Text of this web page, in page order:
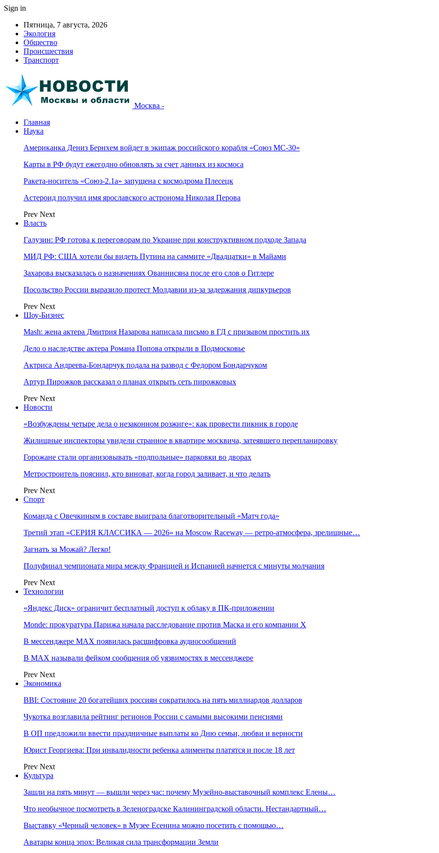
Sign in
Пятница, 7 августа, 2026
Экология
Общество
Происшествия
Транспорт
Москва -
Главная
Наука
Американка Дениз Бернхем войдет в экипаж российского корабля «Союз МС-30»
Карты в РФ будут ежегодно обновлять за счет данных из космоса
Ракета-носитель «Союз-2.1а» запущена с космодрома Плесецк
Астероид получил имя ярославского астронома Николая Перова
Prev Next
Власть
Галузин: РФ готова к переговорам по Украине при конструктивном подходе Запада
МИД РФ: США хотели бы видеть Путина на саммите «Двадцатки» в Майами
Захарова высказалась о назначениях Ованнисяна после его слов о Гитлере
Посольство России выразило протест Молдавии из-за задержания дипкурьеров
Prev Next
Шоу-Бизнес
Mash: жена актера Дмитрия Назарова написала письмо в ГД с призывом простить их
Дело о наследстве актера Романа Попова открыли в Подмосковье
Актриса Андреева-Бондарчук подала на развод с Федором Бондарчуком
Артур Пирожков рассказал о планах открыть сеть пирожковых
Prev Next
Новости
«Возбуждены четыре дела о незаконном розжиге»: как провести пикник в городе
Жилищные инспекторы увидели странное в квартире москвича, затеявшего перепланировку
Горожане стали организовывать «подпольные» парковки во дворах
Метростроитель пояснил, кто виноват, когда город заливает, и что делать
Prev Next
Спорт
Команда с Овечкиным в составе выиграла благотворительный «Матч года»
Третий этап «СЕРИЯ КЛАССИКА — 2026» на Moscow Raceway — ретро‑атмосфера, зрелищные…
Загнать за Можай? Легко!
Полуфинал чемпионата мира между Францией и Испанией начнется с минуты молчания
Prev Next
Технологии
«Яндекс Диск» ограничит бесплатный доступ к облаку в ПК-приложении
Monde: прокуратура Парижа начала расследование против Маска и его компании X
В мессенджере MAX появилась расшифровка аудиосообщений
В МAX называли фейком сообщения об уязвимостях в мессенджере
Prev Next
Экономика
BBI: Состояние 20 богатейших россиян сократилось на пять миллиардов долларов
Чукотка возглавила рейтинг регионов России с самыми высокими пенсиями
В ОП предложили ввести праздничные выплаты ко Дню семьи, любви и верности
Юрист Георгиева: При инвалидности ребенка алименты платятся и после 18 лет
Prev Next
Культура
Зашли на пять минут — вышли через час: почему Музейно-выставочный комплекс Елены…
Что необычное посмотреть в Зеленоградске Калининградской области. Нестандартный…
Выставку «Черный человек» в Музее Есенина можно посетить с помощью…
Аватары конца эпох: Великая сила трансформации Земли